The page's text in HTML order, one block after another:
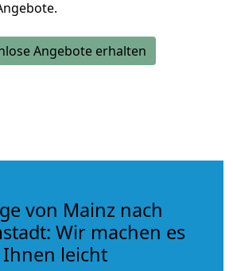
Angebote erhalten
von Mainz nach
Wir machen es
Ihnen leicht